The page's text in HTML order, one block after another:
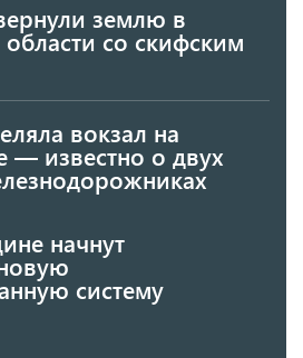
землю в
со скифским
вокзал на
— известно о двух
начнут
систему